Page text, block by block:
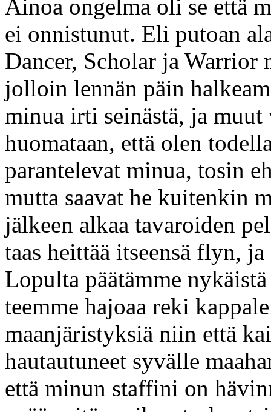
Ainoa ongelma oli se että
ei onnistunut. Eli putoan
Dancer, Scholar ja Warrior
jolloin lennän päin
minua irti seinästä, ja
huomataan, että olen
parantelevat minua, tosin
mutta saavat he kuitenkin
jälkeen alkaa tavaroiden
taas heittää itseensä flyn,
Lopulta päätämme
teemme hajoaa reki
maanjäristyksiä niin että
hautautuneet syvälle
että minun staffini on